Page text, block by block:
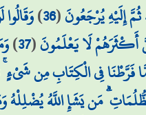
إِلَيْهِ يُرْجَعُونَ(
36
)
أَكْثَرَهُمْ لَا يَعْلَمُونَ(
37
)
فَرَّطْنَا فِي الْكِتَابِ مِن شَيْءٍ
مَن يَشَإِ اللَّهُ يُضْلِلْهُ